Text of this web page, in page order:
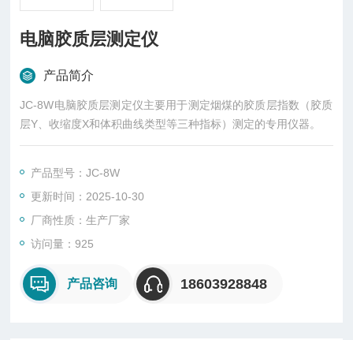
电脑胶质层测定仪
产品简介
JC-8W电脑胶质层测定仪主要用于测定烟煤的胶质层指数（胶质
层Y、收缩度X和体积曲线类型等三种指标）测定的专用仪器。
产品型号：JC-8W
更新时间：2025-10-30
厂商性质：生产厂家
访问量：925
产品咨询 18603928848